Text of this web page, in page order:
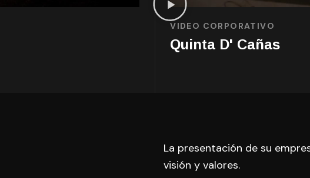
VIDEO CORPORATIVO
Quinta D' Cañas
La presentación de su
visión y valores.